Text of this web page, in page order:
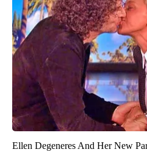
Ellen Degeneres And Her New